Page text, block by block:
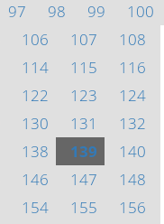
97 98 99
100
106 107
108
114 115
116
122 123
124
130 131
132
138 139
140
146 147
148
154 155
156